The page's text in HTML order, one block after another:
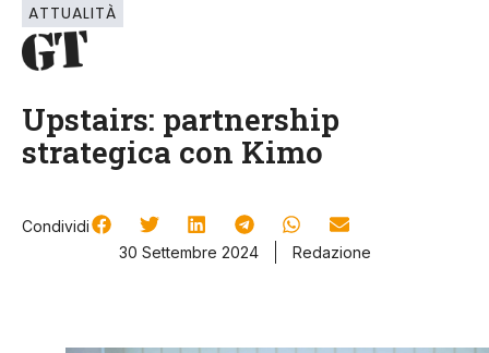
ATTUALITÀ
Upstairs: partnership
strategica con Kimo
Condividi
30 Settembre 2024
Redazione